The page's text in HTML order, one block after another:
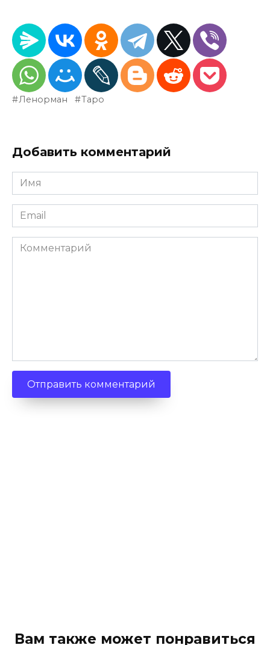
Ленорман Таро
Добавить комментарий
Имя
*
Email
*
Комментарий
Вам также может понравиться